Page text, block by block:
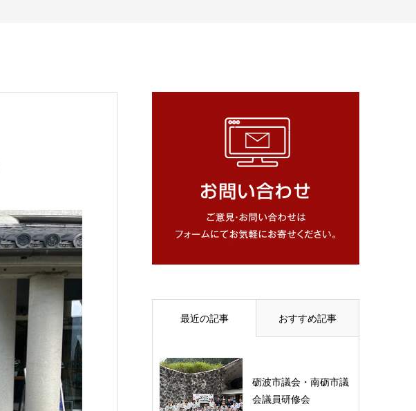
最近の記事 おすすめ記事
砺波市議会・南砺市議
会議員研修会